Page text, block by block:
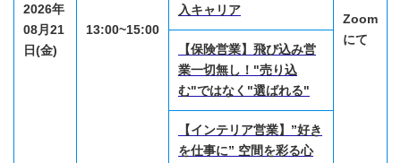
2026年
08月21
日(金)
13:00~15:00
Zoom
にて
入キャリア
【保険営業】飛び込み営
業一切無し！"売り込
む"ではなく"選ばれる"
【インテリア営業】”好き
を仕事に” 空間を彩る心